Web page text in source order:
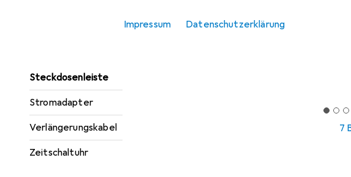
Impressum Datenschutzerklärung
Steckdosenleiste
Stromadapter
Verlängerungskabel
Zeitschaltuhr
7